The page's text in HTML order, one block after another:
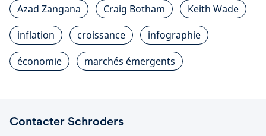
Azad Zangana
Craig Botham
Keith Wade
inflation
croissance
infographie
économie
marchés émergents
Contacter Schroders